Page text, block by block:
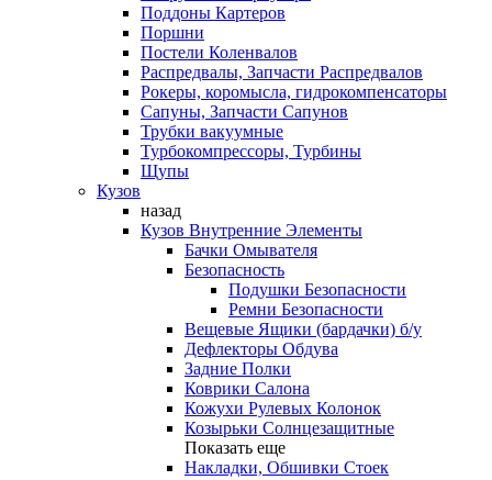
Поддоны Картеров
Поршни
Постели Коленвалов
Распредвалы, Запчасти Распредвалов
Рокеры, коромысла, гидрокомпенсаторы
Сапуны, Запчасти Сапунов
Трубки вакуумные
Турбокомпрессоры, Турбины
Щупы
Кузов
назад
Кузов Внутренние Элементы
Бачки Омывателя
Безопасность
Подушки Безопасности
Ремни Безопасности
Вещевые Ящики (бардачки) б/у
Дефлекторы Обдува
Задние Полки
Коврики Салона
Кожухи Рулевых Колонок
Козырьки Солнцезащитные
Показать еще
Накладки, Обшивки Стоек